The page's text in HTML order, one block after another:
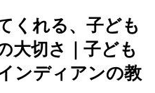
くれる、子ども
大切さ｜子ども
ンディアンの教